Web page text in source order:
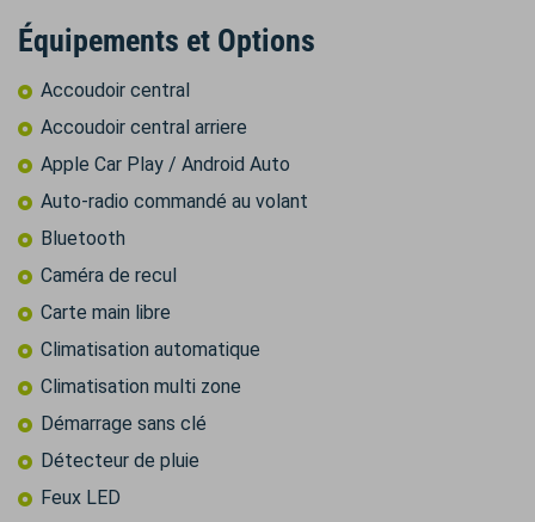
Équipements et Options
Accoudoir central
Accoudoir central arriere
Apple Car Play / Android Auto
Auto-radio commandé au volant
Bluetooth
Caméra de recul
Carte main libre
Climatisation automatique
Climatisation multi zone
Démarrage sans clé
Détecteur de pluie
Feux LED